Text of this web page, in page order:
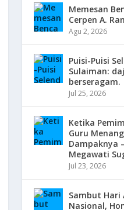
Memesan
Cerpen A.
Agu 2, 2026
Puisi-Puisi
Sulaiman:
berseragam.
Jul 25, 2026
Ketika
Guru
Dampaknya
Megawati
Jul 23, 2026
Sambut Hari
Nasional,